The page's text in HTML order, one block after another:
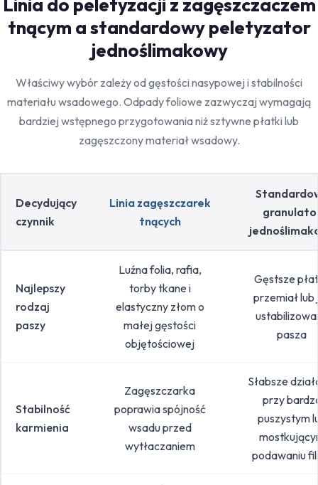
tnącym a standardowy peletyzator
jednoślimakowy
Właściwy wybór zależy od gęstości nasypowej i stabilności
materiału wsadowego. Odpady foliowe zazwyczaj wymagają
bardziej wstępnego przygotowania niż sztywne płatki lub
zagęszczony materiał wsadowy.
Decydujący
czynnik
Linia zagęszczarek
tnących
Najlepszy
rodzaj
paszy
Luźna folia, rafia,
torby tkane i
elastyczny złom o
małej gęstości
objętościowej
Gęstsze
przemiał lub
pasza
Stabilność
karmienia
Zagęszczarka
poprawia spójność
wsadu przed
wytłaczaniem
Słabsze
przy
puszystym
podawaniu